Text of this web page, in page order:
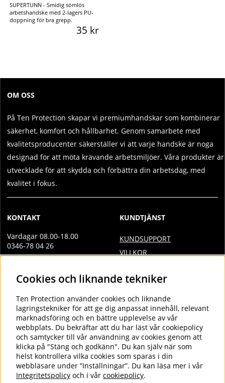
SUPERTUNN - Smidig sömlös
arbetshandske med 2-lagers PU-
doppning för bra grepp.
35 kr
OM OSS
På Ten Protection skapar vi premiumhandskar som kombinerar
säkerhet, komfort och hållbarhet. Genom samarbete med
kvalitetsproducenter säkerställer vi att varje handske är noga
designad för att möta krävande arbetsmiljöer. Våra produkter är
utvecklade för att skydda och förbättra din arbetsdag, med
kvalitet i fokus.
KONTAKT
Vardagar 08.00-18.00
0346-78 04 26
info@tenprotection.com
Order
order@tenprotection.se
KUNDTJÄNST
KUNDSUPPORT
VILLKOR
DOC
COOKIES
FÖLJ OSS
LINKEDIN
Cookies och liknande tekniker
Ten Protection använder cookies och liknande
lagringstekniker för att ge dig anpassat innehåll, relevant
marknadsföring och en bättre upplevelse av vår
webbplats. Du bekräftar att du har läst vår cookiepolicy
och samtycker till vår användning av cookies genom att
klicka på "Stäng och godkänn". Du kan själv när som
helst kontrollera vilka cookies som sparas i din
webbläsare under ”Inställningar”. Du kan läsa mer i vår
Integritetspolicy och i vår cookiepolicy.